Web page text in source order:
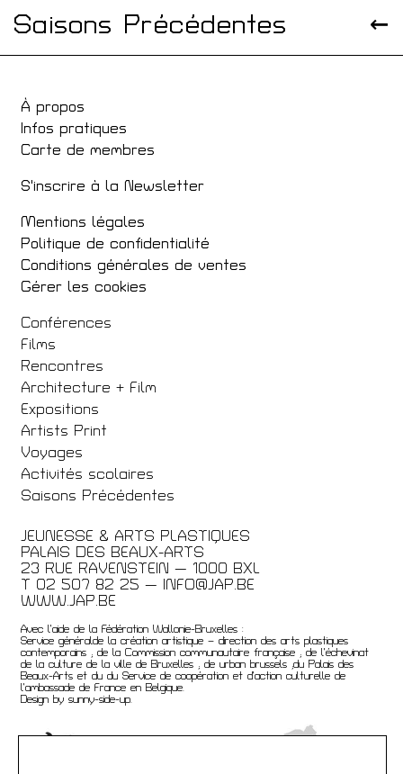
Saisons Précédentes
À propos
Infos pratiques
Carte de membres
S'inscrire à la Newsletter
Mentions légales
Politique de confidentialité
Conditions générales de ventes
Gérer les cookies
Conférences
Films
Rencontres
Architecture + Film
Expositions
Artists Print
Voyages
Activités scolaires
Saisons Précédentes
JEUNESSE & ARTS PLASTIQUES
PALAIS DES BEAUX-ARTS
23 RUE RAVENSTEIN — 1000 BXL
T 02 507 82 25 —
INFO@JAP.BE
WWW.JAP.BE
Avec l’aide de la Fédération Wallonie-Bruxelles :
Service généralde la création artistique – direction des arts plastiques
contemporains ; de la Commission communautaire française ; de l’échevinat
de la culture de la ville de Bruxelles ; de urban brussels ;du Palais des
Beaux-Arts et du du Service de coopération et d’action culturelle de
l’ambassade de France en Belgique.
Design by sunny-side-up.